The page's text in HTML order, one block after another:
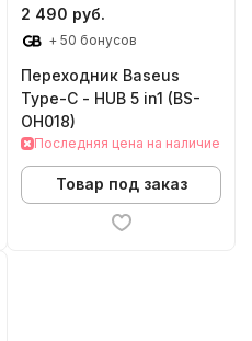
2 490 руб.
+ 50 бонусов
Переходник Baseus
Type-C - HUB 5 in1 (BS-
OH018)
Последняя цена на наличие
Товар под заказ